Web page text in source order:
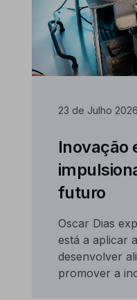
23 de Julho 2026
Inovação
futuro
Oscar Dias
está a aplicar
desenvolver
promover a